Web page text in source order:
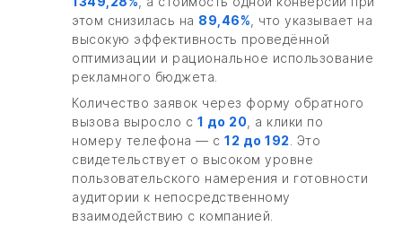
этом снизилась на 89,46% , что указывает на
высокую эффективность проведённой
оптимизации и рациональное использование
рекламного бюджета.
Количество заявок через форму обратного
вызова выросло с 1 до 20 , а клики по
номеру телефона — с 12 до 192 . Это
свидетельствует о высоком уровне
пользовательского намерения и готовности
аудитории к непосредственному
взаимодействию с компанией.